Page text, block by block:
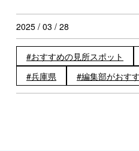
2025 / 03 / 28
おすすめの見所スポット
兵庫県
編集部がおす